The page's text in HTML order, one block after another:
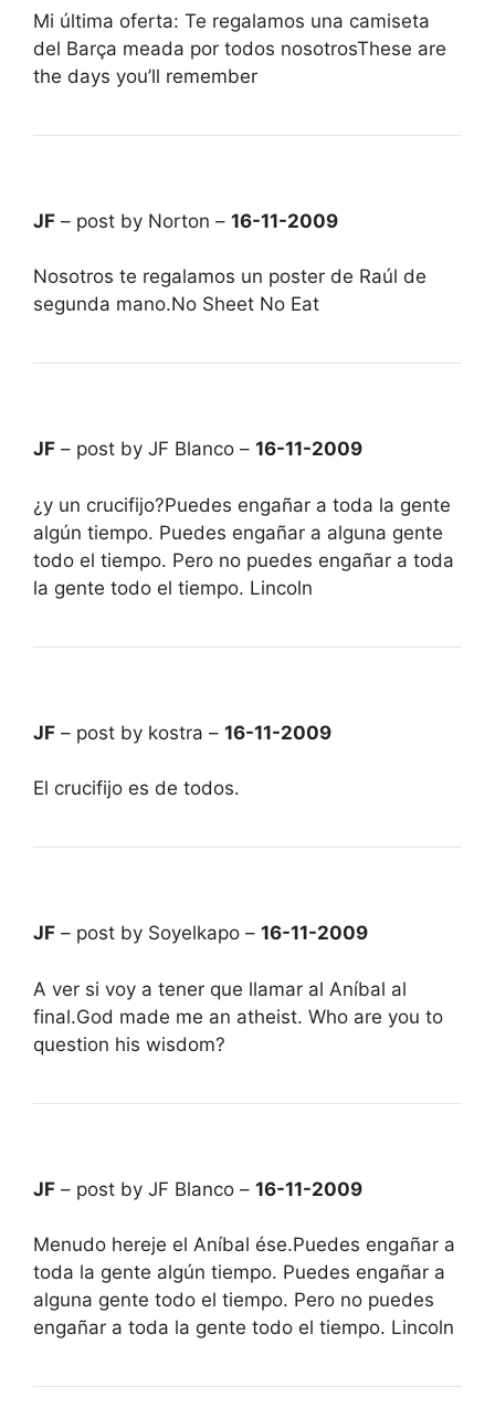
Mi última oferta: Te regalamos una camiseta
del Barça meada por todos nosotrosThese are
the days you’ll remember
JF – post by Norton – 16-11-2009
Nosotros te regalamos un poster de Raúl de
segunda mano.No Sheet No Eat
JF – post by JF Blanco – 16-11-2009
¿y un crucifijo?Puedes engañar a toda la gente
algún tiempo. Puedes engañar a alguna gente
todo el tiempo. Pero no puedes engañar a toda
la gente todo el tiempo. Lincoln
JF – post by kostra – 16-11-2009
El crucifijo es de todos.
JF – post by Soyelkapo – 16-11-2009
A ver si voy a tener que llamar al Aníbal al
final.God made me an atheist. Who are you to
question his wisdom?
JF – post by JF Blanco – 16-11-2009
Menudo hereje el Aníbal ése.Puedes engañar a
toda la gente algún tiempo. Puedes engañar a
alguna gente todo el tiempo. Pero no puedes
engañar a toda la gente todo el tiempo. Lincoln